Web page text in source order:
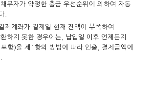
무자가 약정한 출금 우선순위에 의하여 자동
.
계좌가 결제일 현재 잔액이 부족하여
하지 못한 경우에는, 납입일 이후 언제든지
함)을 제1항의 방법에 따라 인출, 결제금액에